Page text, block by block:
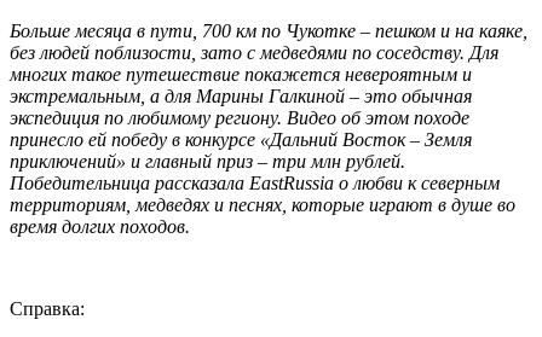
Больше месяца в пути, 700 км по Чукотке – пешком и на каяке,
без людей поблизости, зато с медведями по соседству. Для
многих такое путешествие покажется невероятным и
экстремальным, а для Марины Галкиной – это обычная
экспедиция по любимому региону. Видео об этом походе
принесло ей победу в конкурсе «Дальний Восток – Земля
приключений» и главный приз – три млн рублей.
Победительница рассказала EastRussia о любви к северным
территориям, медведях и песнях, которые играют в душе во
время долгих походов.
Справка: